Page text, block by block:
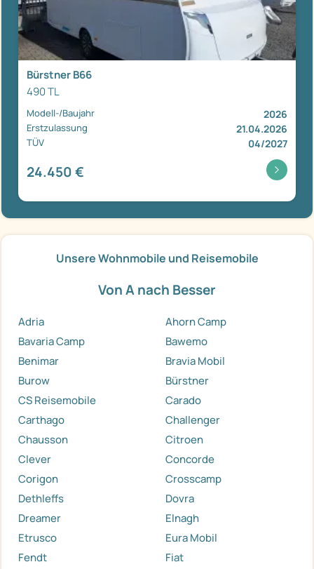
Bürstner B66
490 TL
Modell-/Baujahr 2026
Erstzulassung 21.04.2026
TÜV 04/2027
24.450 €
Unsere Wohnmobile und Reisemobile
Von A nach Besser
Adria
Ahorn Camp
Bavaria Camp
Bawemo
Benimar
Bravia Mobil
Burow
Bürstner
CS Reisemobile
Carado
Carthago
Challenger
Chausson
Citroen
Clever
Concorde
Corigon
Crosscamp
Dethleffs
Dovra
Dreamer
Elnagh
Etrusco
Eura Mobil
Fendt
Fiat